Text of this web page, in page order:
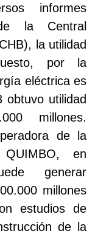
informes
de la Central
la utilidad
por la
eléctrica es
utilidad
millones.
de la
en
generar
millones
estudios de
de la